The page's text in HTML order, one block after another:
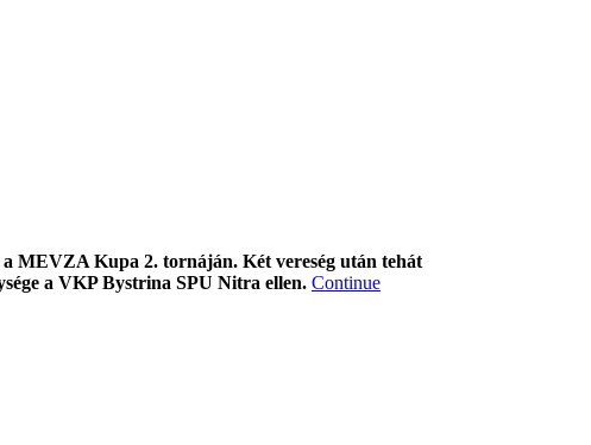
MEVZA Kupa 2. tornáján. Két vereség után tehát
a VKP Bystrina SPU Nitra ellen. Continue